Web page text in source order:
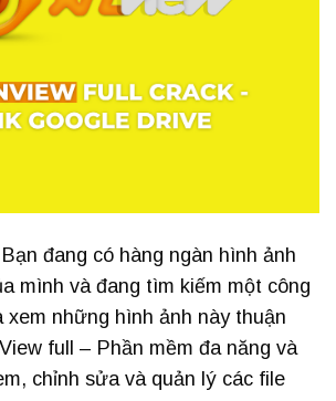
đang có hàng ngàn hình ảnh
mình và đang tìm kiếm một công
xem những hình ảnh này thuận
full – Phần mềm đa năng và
chỉnh sửa và quản lý các file